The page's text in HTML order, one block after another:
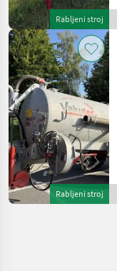
Rabljeni stroj
Rabljeni stroj